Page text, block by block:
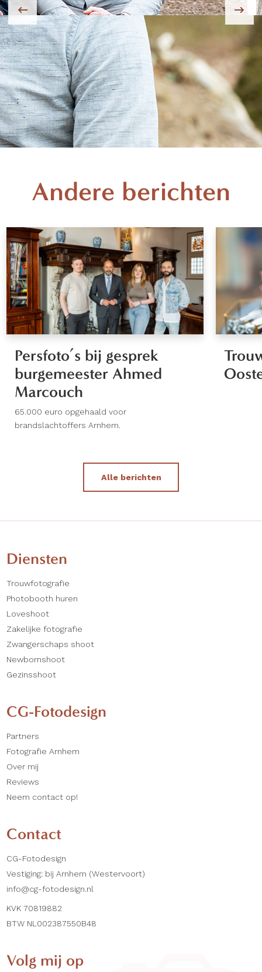
Andere berichten
Persfoto’s bij gesprek
burgemeester Ahmed
Marcouch
65.000 euro opgehaald voor
brandslachtoffers Arnhem.
Alle berichten
Diensten
Trouwfotografie
Photobooth huren
Loveshoot
Zakelijke fotografie
Zwangerschaps shoot
Newbornshoot
Gezinsshoot
CG-Fotodesign
Partners
Fotografie Arnhem
Over mij
Reviews
Neem contact op!
Contact
CG-Fotodesign
Vestiging: bij Arnhem (Westervoort)
info@cg-fotodesign.nl
KVK 70819882
BTW NL002387550B48
Volg mij op